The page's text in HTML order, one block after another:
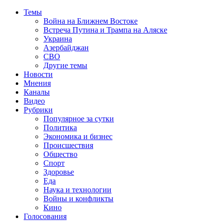
Темы
Война на Ближнем Востоке
Встреча Путина и Трампа на Аляске
Украина
Азербайджан
СВО
Другие темы
Новости
Мнения
Каналы
Видео
Рубрики
Популярное за сутки
Политика
Экономика и бизнес
Происшествия
Общество
Спорт
Здоровье
Еда
Наука и технологии
Войны и конфликты
Кино
Голосования